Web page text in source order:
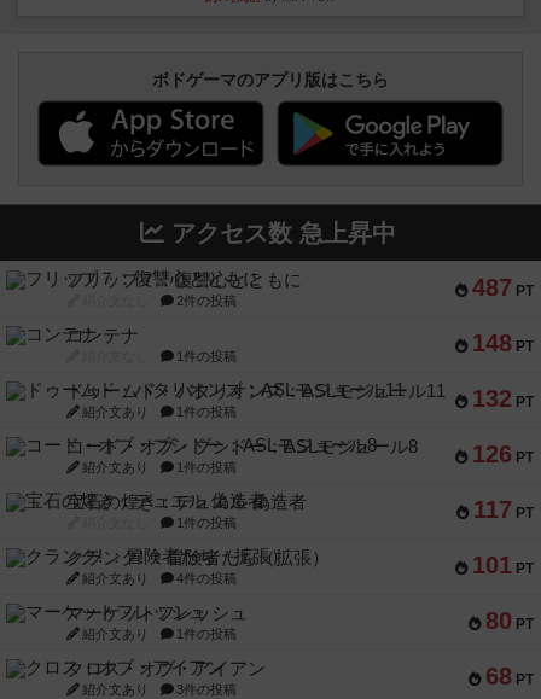
ボドゲーマのアプリ版はこちら
アクセス数 急上昇中
487 PT
フリップ７：復讐心とともに
2件の投稿
148 PT
コンテナ
1件の投稿
132 PT
ドゥームド・バタリオンズ：ASLモジュール11
紹介文あり 1件の投稿
126 PT
コード・オブ・ブシドー：ASLモジュール8
紹介文あり 1件の投稿
117 PT
宝石の煌き：デュエル 偽造者
1件の投稿
101 PT
クランク! ：冒険者たち（拡張）
紹介文あり 4件の投稿
80 PT
マーケットフレッシュ
紹介文あり 1件の投稿
68 PT
クロス・オブ・アイアン
紹介文あり 3件の投稿